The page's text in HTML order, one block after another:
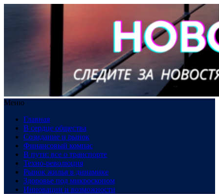
Меню
Главная
В сердце общества
Созидание и рынок
Финансовый компас
В пути: все о транспорте
Техно-революция
Рынок жилья в динамике
Здоровье под микроскопом
Инновации и возможности